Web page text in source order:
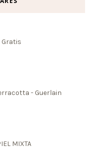
- Guerlain
MIXTA